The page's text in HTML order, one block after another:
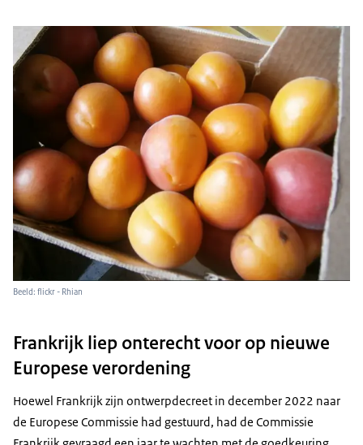
Beeld: flickr - Rhian
Frankrijk liep onterecht voor op nieuwe
Europese verordening
Hoewel Frankrijk zijn ontwerpdecreet in december 2022 naar
de Europese Commissie had gestuurd, had de Commissie